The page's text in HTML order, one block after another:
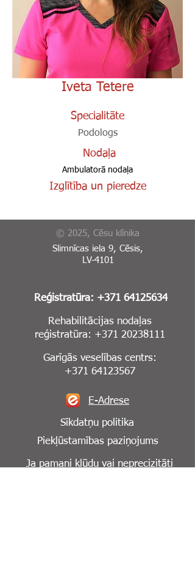
Iveta Tetere
Specialitāte
Podologs
Nodaļa
Ambulatorā nodaļa
Izglītība un pieredze
© 2025, Cēsu klīnika
Slimnīcas iela 9, Cēsis,
LV-4101
Reģistratūra: +371 64125634
Rehabilitācijas nodaļas
reģistratūra: +371 20238111
Garīgās veselības centrs:
+371 64123567
E-Adrese
Sīkdatņu politika
Piekļūstamības paziņojums
Ja pamani kļūdu vai neprecizitāti